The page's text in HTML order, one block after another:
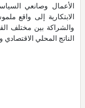
الأعمال وصانعي
الابتكارية إلى واقع
والشراكة بين مختلف
الناتج المحلي